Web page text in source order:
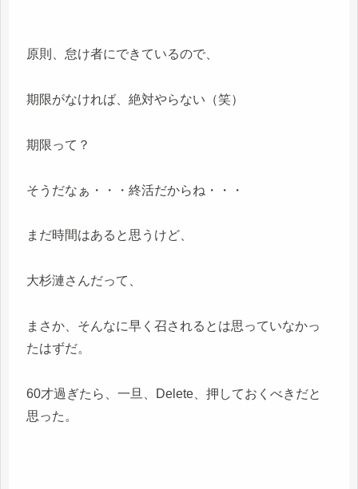
原則、怠け者にできているので、
期限がなければ、絶対やらない（笑）
期限って？
そうだなぁ・・・終活だからね・・・
まだ時間はあると思うけど、
大杉漣さんだって、
まさか、そんなに早く召されるとは思っていなかっ
たはずだ。
60才過ぎたら、一旦、Delete、押しておくべきだと
思った。